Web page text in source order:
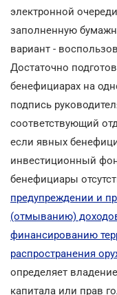
электронной
заполненную
вариант -
Достаточно
бенефициарах на
подпись
соответствующий
если явных
инвестиционный
бенефициары
предупреждении и
(отмыванию)
финансированию
распространения
определяет
капитала или прав